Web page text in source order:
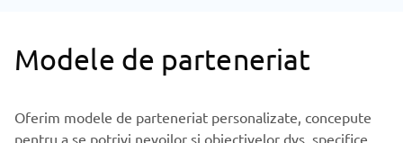
Modele de parteneriat
Oferim modele de parteneriat personalizate, concepute
pentru a se potrivi nevoilor și obiectivelor dvs. specifice.